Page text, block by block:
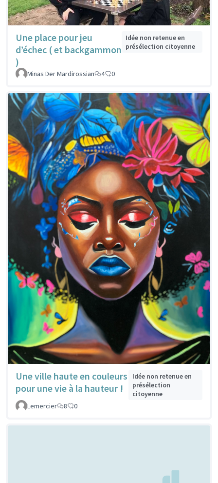
Une place pour jeu
d’échec ( et backgammon
)
Idée non retenue en
présélection citoyenne
Minas Der Mardirossian 4 0
Une ville haute en couleurs
pour une vie à la hauteur !
Idée non retenue en
présélection
citoyenne
Lemercier
8 0